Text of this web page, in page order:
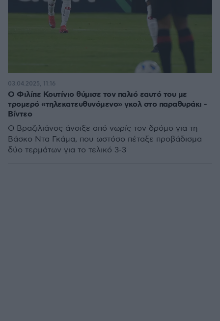
Ο Φιλίπε Κουτίνιο θύμισε τον παλιό εαυτό του με
τρομερό «τηλεκατευθυνόμενο» γκολ στο παραθυράκι -
Βίντεο
Ο Βραζιλιάνος άνοιξε από νωρίς τον δρόμο για τη
Βάσκο Ντα Γκάμα, που ωστόσο πέταξε προβάδισμα
δύο τερμάτων για το τελικό 3-3
03.04.2025, 11:16